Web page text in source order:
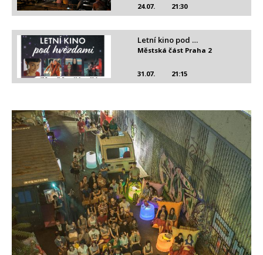
24.07. 21:30
Letní kino pod …
31.07. 21:15
Městská část Praha 2